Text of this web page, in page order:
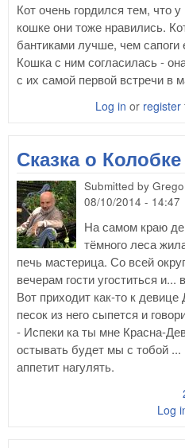
Кот очень гордился тем, что у
кошке они тоже нравились.
бантиками лучше, чем сапоги
Кошка с ним согласилась -
с их самой первой встречи в
Log in or register
Сказка о
Submitted by
08/10/2014 - 14:47
На самом краю
тёмного леса
печь мастерица. Со всей
вечерам гости угоститься и...
Вот приходит как-то к
песок из него сыпется и
- Испеки ка ты мне Красна-
остывать будет мы с тобой
аппетит нагулять.
Log